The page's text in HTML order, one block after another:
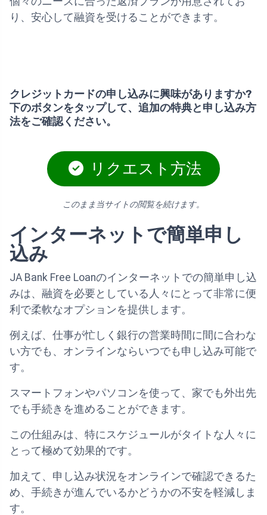
り、安心して融資を受けることができます。
クレジットカードの申し込みに興味がありますか?
下のボタンをタップして、追加の特典と申し込み方
法をご確認ください。
リクエスト方法
このまま当サイトの閲覧を続けます。
インターネットで簡単申し
込み
JA Bank Free Loanのインターネットでの簡単申し込
みは、融資を必要としている人々にとって非常に便
利で柔軟なオプションを提供します。
例えば、仕事が忙しく銀行の営業時間に間に合わな
い方でも、オンラインならいつでも申し込み可能で
す。
スマートフォンやパソコンを使って、家でも外出先
でも手続きを進めることができます。
この仕組みは、特にスケジュールがタイトな人々に
とって極めて効果的です。
加えて、申し込み状況をオンラインで確認できるた
め、手続きが進んでいるかどうかの不安を軽減しま
す。